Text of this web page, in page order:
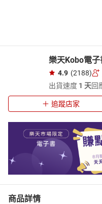
樂天Kobo電子
4.9 (2188)
出貨速度 1 天回
追蹤店家
商品詳情